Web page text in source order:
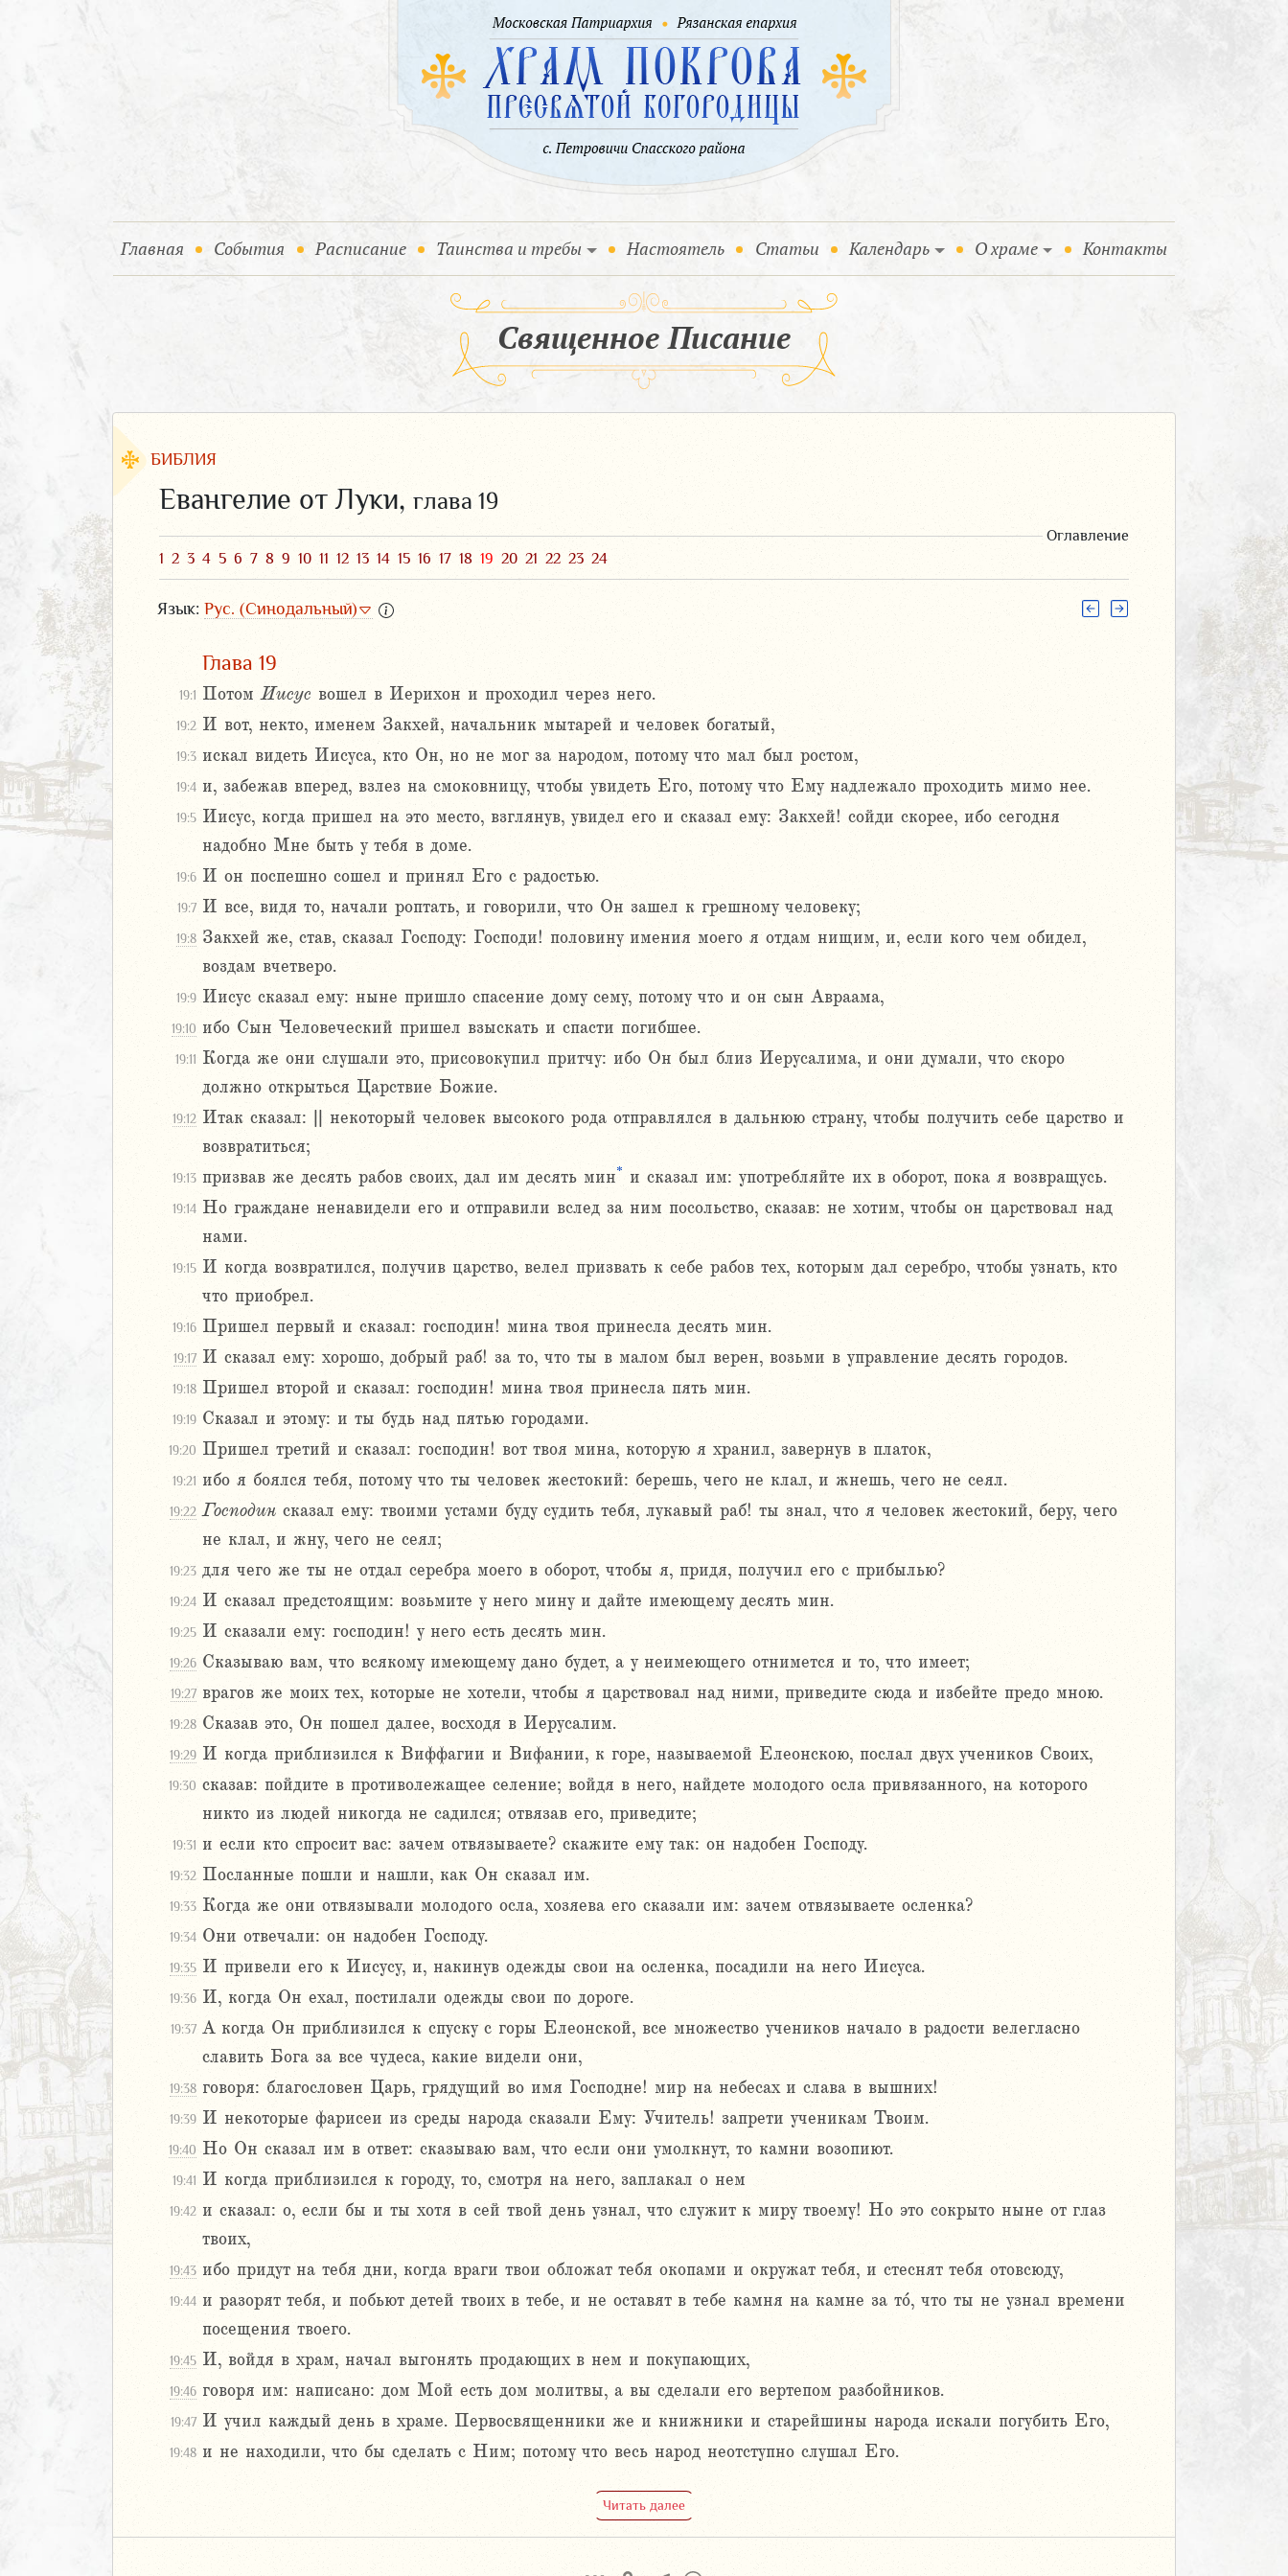
Главная (current)
События (current)
Расписание Таинства и требы Настоятель Статьи Календарь О храме Контакты
Священное Писание
БИБЛИЯ
Евангелие от Луки, глава 19
Оглавление
1 2 3 4 5 6 7 8 9 10 11 12 13 14 15 16 17 18 19 20 21 22 23 24
Язык: Рус. (Синодальный)
Глава 19
19:1 ПотомИисус вошел в Иерихон и проходил через него.
19:2 И вот, некто, именем Закхей, начальник мытарей и человек богатый,
19:3 искал видеть Иисуса, кто Он, но не мог за народом, потому что мал был ростом,
19:4 и, забежав вперед, взлез на смоковницу, чтобы увидеть Его, потому что Ему надлежало проходить мимо нее.
19:5 Иисус, когда пришел на это место, взглянув, увидел его и сказал ему: Закхей! сойди скорее, ибо сегодня
надобно Мне быть у тебя в доме.
19:6 И он поспешно сошел и принял Его с радостью.
19:7 И все, видя то, начали роптать, и говорили, что Он зашел к грешному человеку;
19:8 Закхей же, став, сказал Господу: Господи! половину имения моего я отдам нищим, и, если кого чем обидел,
воздам вчетверо.
19:9 Иисус сказал ему: ныне пришло спасение дому сему, потому что и он сын Авраама,
19:10 ибо Сын Человеческий пришел взыскать и спасти погибшее.
19:11 Когда же они слушали это, присовокупил притчу: ибо Он был близ Иерусалима, и они думали, что скоро
должно открыться Царствие Божие.
19:12 Итак сказал: || некоторый человек высокого рода отправлялся в дальнюю страну, чтобы получить себе царство и
возвратиться;
19:13 призвав же десять рабов своих, дал им десять мин* и сказал им: употребляйте их в оборот, пока я возвращусь.
19:14 Но граждане ненавидели его и отправили вслед за ним посольство, сказав: не хотим, чтобы он царствовал над
нами.
19:15 И когда возвратился, получив царство, велел призвать к себе рабов тех, которым дал серебро, чтобы узнать, кто
что приобрел.
19:16 Пришел первый и сказал: господин! мина твоя принесла десять мин.
19:17 И сказал ему: хорошо, добрый раб! за то, что ты в малом был верен, возьми в управление десять городов.
19:18 Пришел второй и сказал: господин! мина твоя принесла пять мин.
19:19 Сказал и этому: и ты будь над пятью городами.
19:20 Пришел третий и сказал: господин! вот твоя мина, которую я хранил, завернув в платок,
19:21 ибо я боялся тебя, потому что ты человек жестокий: берешь, чего не клал, и жнешь, чего не сеял.
19:22 Господин сказал ему: твоими устами буду судить тебя, лукавый раб! ты знал, что я человек жестокий, беру, чего
не клал, и жну, чего не сеял;
19:23 для чего же ты не отдал серебра моего в оборот, чтобы я, придя, получил его с прибылью?
19:24 И сказал предстоящим: возьмите у него мину и дайте имеющему десять мин.
19:25 И сказали ему: господин! у него есть десять мин.
19:26 Сказываю вам, что всякому имеющему дано будет, а у неимеющего отнимется и то, что имеет;
19:27 врагов же моих тех, которые не хотели, чтобы я царствовал над ними, приведите сюда и избейте предо мною.
19:28 Сказав это, Он пошел далее, восходя в Иерусалим.
19:29 И когда приблизился к Виффагии и Вифании, к горе, называемой Елеонскою, послал двух учеников Своих,
19:30 сказав: пойдите в противолежащее селение; войдя в него, найдете молодого осла привязанного, на которого
никто из людей никогда не садился; отвязав его, приведите;
19:31 и если кто спросит вас: зачем отвязываете? скажите ему так: он надобен Господу.
19:32 Посланные пошли и нашли, как Он сказал им.
19:33 Когда же они отвязывали молодого осла, хозяева его сказали им: зачем отвязываете осленка?
19:34 Они отвечали: он надобен Господу.
19:35 И привели его к Иисусу, и, накинув одежды свои на осленка, посадили на него Иисуса.
19:36 И, когда Он ехал, постилали одежды свои по дороге.
19:37 А когда Он приблизился к спуску с горы Елеонской, все множество учеников начало в радости велегласно
славить Бога за все чудеса, какие видели они,
19:38 говоря: благословен Царь, грядущий во имя Господне! мир на небесах и слава в вышних!
19:39 И некоторые фарисеи из среды народа сказали Ему: Учитель! запрети ученикам Твоим.
19:40 Но Он сказал им в ответ: сказываю вам, что если они умолкнут, то камни возопиют.
19:41 И когда приблизился к городу, то, смотря на него, заплакал о нем
19:42 и сказал: о, если бы и ты хотя в сей твой день узнал, что служит к миру твоему! Но это сокрыто ныне от глаз
твоих,
19:43 ибо придут на тебя дни, когда враги твои обложат тебя окопами и окружат тебя, и стеснят тебя отовсюду,
19:44 и разорят тебя, и побьют детей твоих в тебе, и не оставят в тебе камня на камне за то́, что ты не узнал времени
посещения твоего.
19:45 И, войдя в храм, начал выгонять продающих в нем и покупающих,
19:46 говоря им: написано: дом Мой есть дом молитвы, а вы сделали его вертепом разбойников.
19:47 И учил каждый день в храме. Первосвященники же и книжники и старейшины народа искали погубить Его,
19:48 и не находили, что бы сделать с Ним; потому что весь народ неотступно слушал Его.
Читать далее